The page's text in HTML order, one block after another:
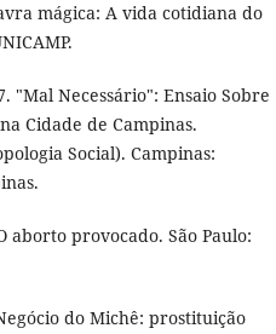
mágica: A vida cotidiana do
"Mal Necessário": Ensaio Sobre
Cidade de Campinas.
Social). Campinas:
aborto provocado. São Paulo:
do Michê: prostituição